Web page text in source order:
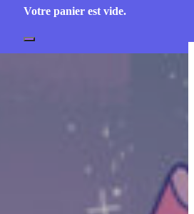
Votre panier est vide.